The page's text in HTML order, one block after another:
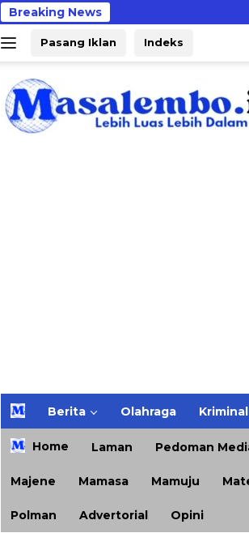
Breaking News
Pasang Iklan Indeks
H
m
e
Berita Olahraga Kriminal
Home Laman Pedoman
Majene Mamasa Mamuju
Polman Advertorial Opini